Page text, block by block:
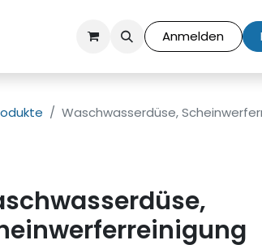
Anmelden
Waschwasserdüse,